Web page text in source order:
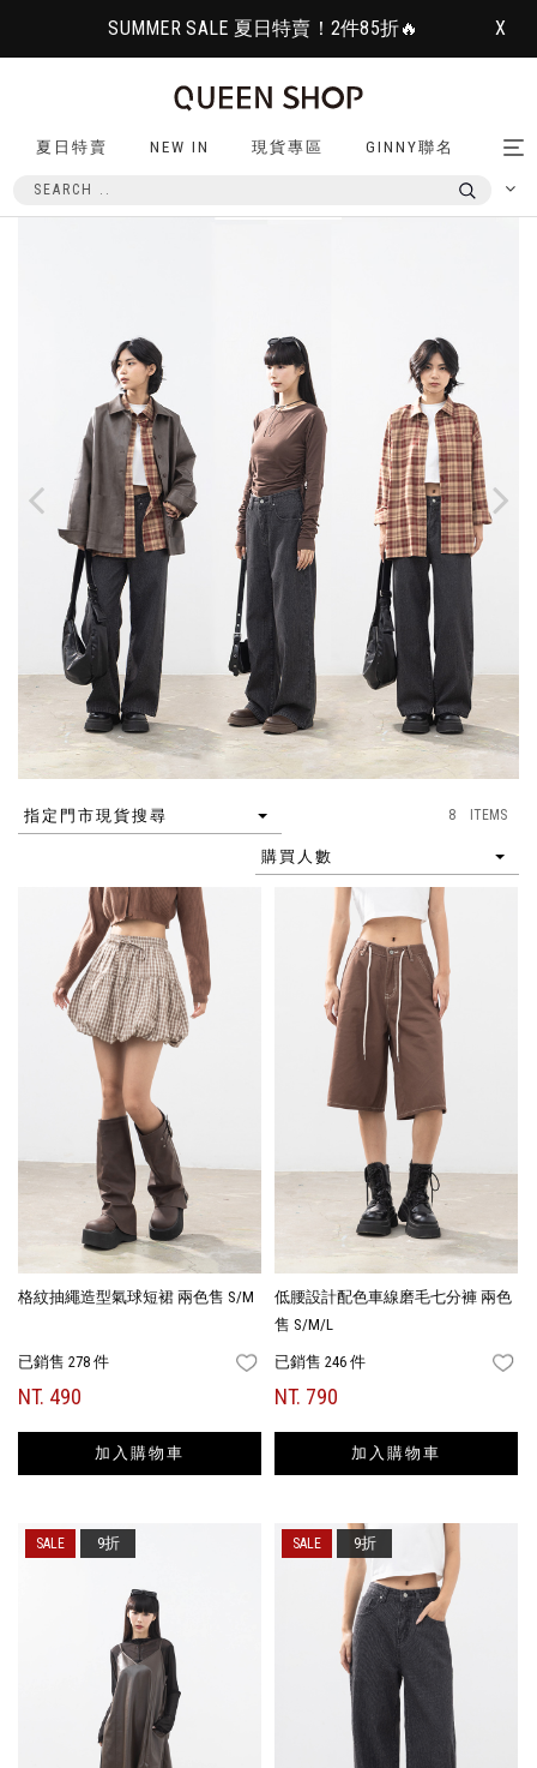
SUMMER SALE 夏日特賣！2件85折🔥 X
夏日特賣 NEW IN 現貨專區 GINNY聯名
指定門市現貨搜尋 8 ITEMS
購買人數
格紋抽繩造型氣球短裙 兩色售 S/M
已銷售 278 件 FAVORITES
NT. 490
加入購物車
低腰設計配色車線磨毛七分褲 兩色
售 S/M/L
已銷售 246 件
NT. 790
加入購物車
9折 9折